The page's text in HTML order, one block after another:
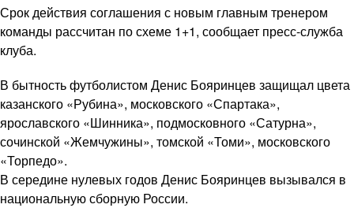
Срок действия соглашения с новым главным тренером
команды рассчитан по схеме 1+1, сообщает пресс-служба
клуба.
В бытность футболистом Денис Бояринцев защищал цвета
казанского «Рубина», московского «Спартака»,
ярославского «Шинника», подмосковного «Сатурна»,
сочинской «Жемчужины», томской «Томи», московского
«Торпедо».
В середине нулевых годов Денис Бояринцев вызывался в
национальную сборную России.